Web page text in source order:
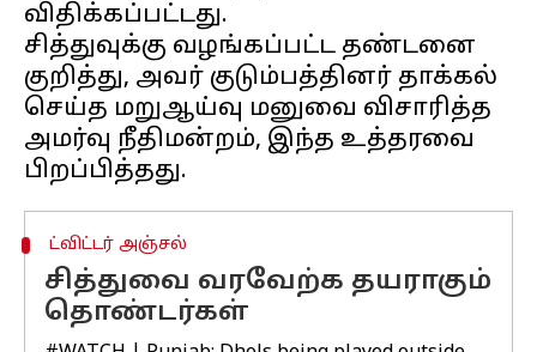
விதிக்கப்பட்டது.
சித்துவுக்கு வழங்கப்பட்ட தண்டனை
குறித்து, அவர் குடும்பத்தினர் தாக்கல்
செய்த மறுஆய்வு மனுவை விசாரித்த
அமர்வு நீதிமன்றம், இந்த உத்தரவை
ட்விட்டர் அஞ்சல்
சித்துவை வரவேற்க தயராகும்
தொண்டர்கள்